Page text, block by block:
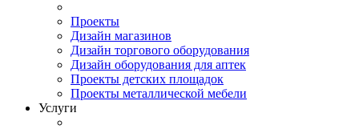
Проекты
Дизайн магазинов
Дизайн торгового оборудования
Дизайн оборудования для аптек
Проекты детских площадок
Проекты металлической мебели
Услуги